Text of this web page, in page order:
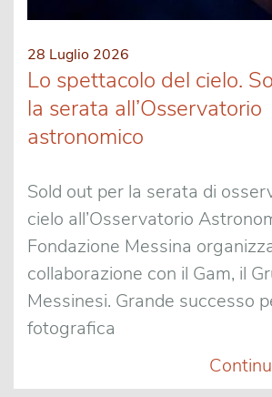
28 Luglio 2026
Lo spettacolo del cielo.
la serata all’Osservatorio
astronomico
Sold out per la serata di
cielo all’Osservatorio
Fondazione Messina
collaborazione con il Gam, il
Messinesi. Grande successo
fotografica